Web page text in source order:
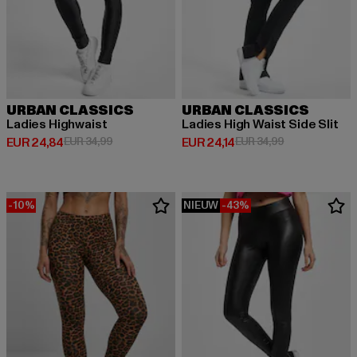
URBAN CLASSICS
Ladies Highwaist
EUR 24,84
Huidige prijs: EUR 24,84
EUR 34,99Actieprijs: EUR 34,99
URBAN CLASSICS
Ladies High Waist Side Slit
EUR 24,14
Huidige prijs: EUR 24,14
EUR 34,99Actieprijs:
-10% NIEUW -43%